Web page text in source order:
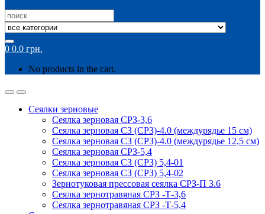
Search
for:
0 0.0 грн.
No products in the cart.
Сеялки зерновые
Сеялка зерновая СРЗ-3,6
Сеялка зерновая СЗ (СРЗ)-4.0 (междурядье 15 см)
Сеялка зерновая СЗ (СРЗ)-4.0 (междурядье 12,5 см)
Сеялка зерновая СРЗ-5,4
Сеялка зерновая СЗ (СРЗ) 5,4-01
Сеялка зерновая СЗ (СРЗ) 5,4-02
Зернотуковая прессовая сеялка СРЗ-П 3.6
Сеялка зернотравяная СРЗ -Т-3,6
Сеялка зернотравяная СРЗ -Т-5,4